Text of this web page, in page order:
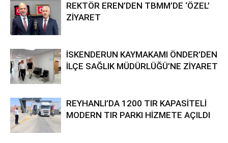
REKTÖR EREN’DEN TBMM’DE ‘ÖZEL’
ZİYARET
İSKENDERUN KAYMAKAMI ÖNDER’DEN
İLÇE SAĞLIK MÜDÜRLÜĞÜ’NE ZİYARET
REYHANLI’DA 1200 TIR KAPASİTELİ
MODERN TIR PARKI HİZMETE AÇILDI